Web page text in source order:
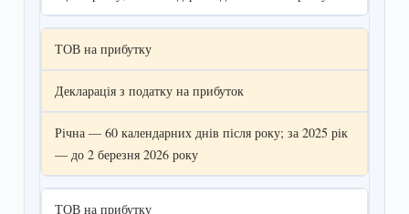
ТОВ на прибутку
Декларація з податку на прибуток
Річна — 60 календарних днів після року; за 2025 рік
— до 2 березня 2026 року
ТОВ на прибутку